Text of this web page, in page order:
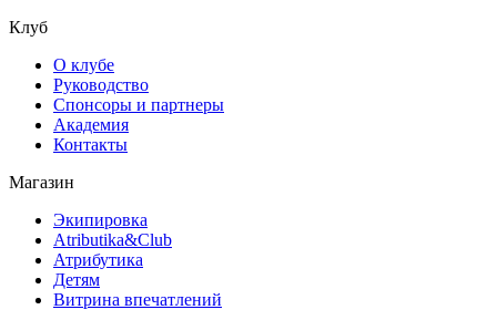
Клуб
О клубе
Руководство
Спонсоры и партнеры
Академия
Контакты
Магазин
Экипировка
Atributika&Club
Атрибутика
Детям
Витрина впечатлений